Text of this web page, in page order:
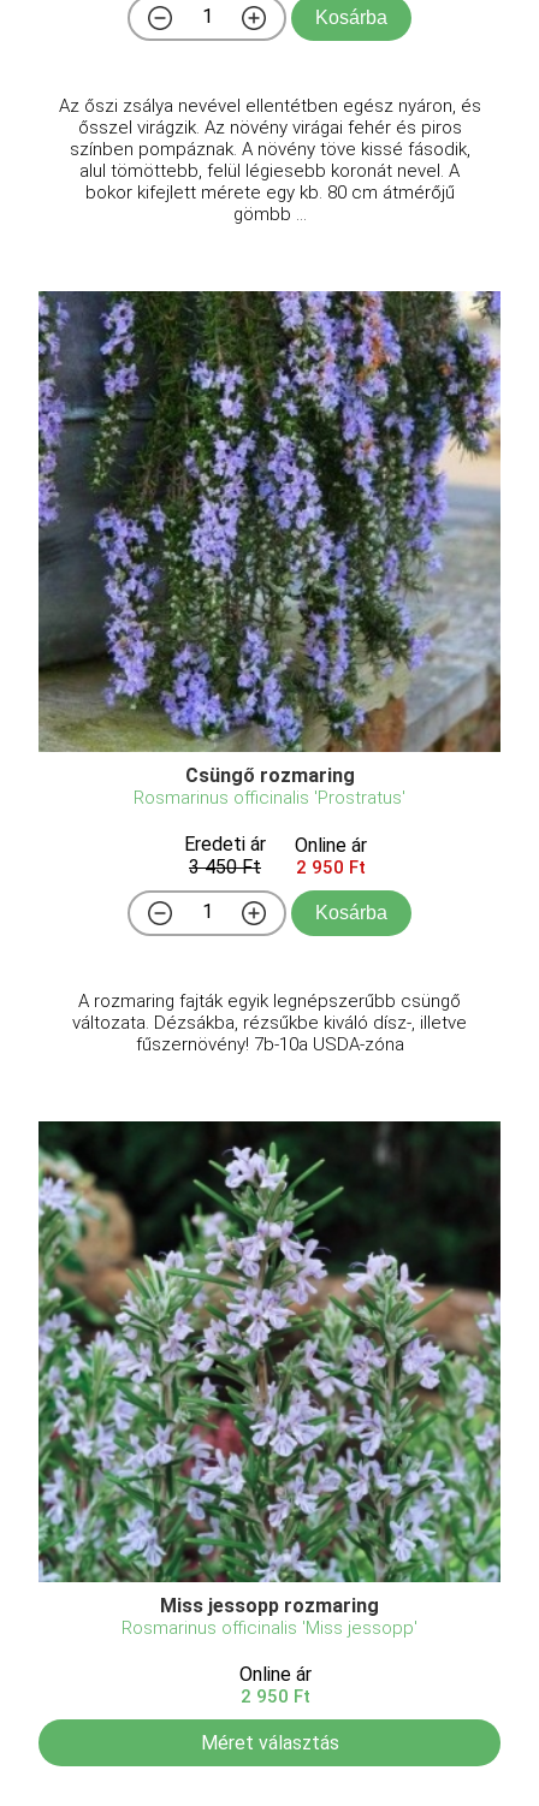
Kosárba
Az őszi zsálya nevével ellentétben egész nyáron, és
ősszel virágzik. Az növény virágai fehér és piros
színben pompáznak. A növény töve kissé fásodik,
alul tömöttebb, felül légiesebb koronát nevel. A
bokor kifejlett mérete egy kb. 80 cm átmérőjű
gömbb ...
Csüngő rozmaring
Rosmarinus officinalis 'Prostratus'
Eredeti ár
3 450 Ft
Online ár
2 950 Ft
Kosárba
A rozmaring fajták egyik legnépszerűbb csüngő
változata. Dézsákba, rézsűkbe kiváló dísz-, illetve
fűszernövény! 7b-10a USDA-zóna
Miss jessopp rozmaring
Rosmarinus officinalis 'Miss jessopp'
Online ár
2 950 Ft
Méret választás